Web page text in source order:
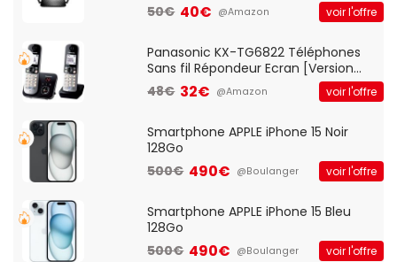
Client VPN, Triple Vlan, Mode Point
d'accès et Bridge, contrôle Parental,
50€ 40€ @Amazon voir l'offre
Panasonic KX-TG6822 Téléphones
Sans fil Répondeur Ecran [Version
Française]
48€ 32€ @Amazon voir l'offre
Smartphone APPLE iPhone 15 Noir
128Go
500€ 490€ @Boulanger voir l'offre
Smartphone APPLE iPhone 15 Bleu
128Go
500€ 490€ @Boulanger voir l'offre